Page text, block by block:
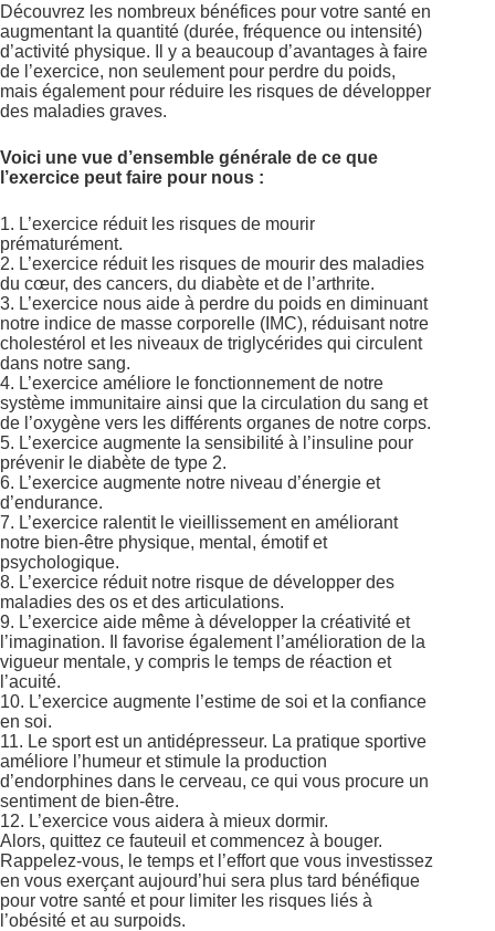
Découvrez les nombreux bénéfices pour votre santé en
augmentant la quantité (durée, fréquence ou intensité)
d’activité physique. Il y a beaucoup d’avantages à faire
de l’exercice, non seulement pour perdre du poids,
mais également pour réduire les risques de développer
des maladies graves.
Voici une vue d’ensemble générale de ce que
l’exercice peut faire pour nous :
1. L’exercice réduit les risques de mourir
prématurément.
2. L’exercice réduit les risques de mourir des maladies
du cœur, des cancers, du diabète et de l’arthrite.
3. L’exercice nous aide à perdre du poids en diminuant
notre indice de masse corporelle (IMC), réduisant notre
cholestérol et les niveaux de triglycérides qui circulent
dans notre sang.
4. L’exercice améliore le fonctionnement de notre
système immunitaire ainsi que la circulation du sang et
de l’oxygène vers les différents organes de notre corps.
5. L’exercice augmente la sensibilité à l’insuline pour
prévenir le diabète de type 2.
6. L’exercice augmente notre niveau d’énergie et
d’endurance.
7. L’exercice ralentit le vieillissement en améliorant
notre bien-être physique, mental, émotif et
psychologique.
8. L’exercice réduit notre risque de développer des
maladies des os et des articulations.
9. L’exercice aide même à développer la créativité et
l’imagination. Il favorise également l’amélioration de la
vigueur mentale, y compris le temps de réaction et
l’acuité.
10. L’exercice augmente l’estime de soi et la confiance
en soi.
11. Le sport est un antidépresseur. La pratique sportive
améliore l’humeur et stimule la production
d’endorphines dans le cerveau, ce qui vous procure un
sentiment de bien-être.
12. L’exercice vous aidera à mieux dormir.
Alors, quittez ce fauteuil et commencez à bouger.
Rappelez-vous, le temps et l’effort que vous investissez
en vous exerçant aujourd’hui sera plus tard bénéfique
pour votre santé et pour limiter les risques liés à
l’obésité et au surpoids.